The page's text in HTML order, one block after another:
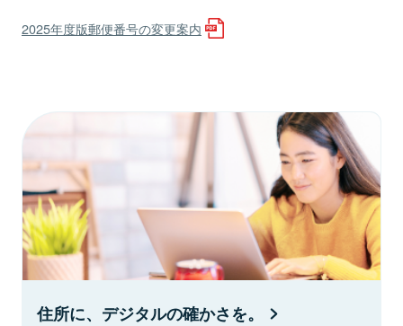
2025年度版郵便番号の変更案内
住所に、デジタルの確かさを。